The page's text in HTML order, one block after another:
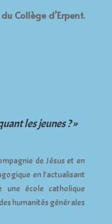
Collège d’Erpent.
les jeunes ? »
de Jésus et en
en l’actualisant
une école catholique
humanités générales